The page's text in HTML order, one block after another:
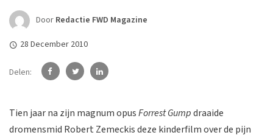
Door Redactie FWD Magazine
28 December 2010
Delen:
Tien jaar na zijn magnum opusForrest Gumpdraaide
dromensmid Robert Zemeckis deze kinderfilm over de pijn